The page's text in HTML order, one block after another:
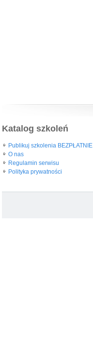
Katalog szkoleń
Publikuj szkolenia BEZPŁATNIE
O nas
Regulamin serwisu
Polityka prywatności